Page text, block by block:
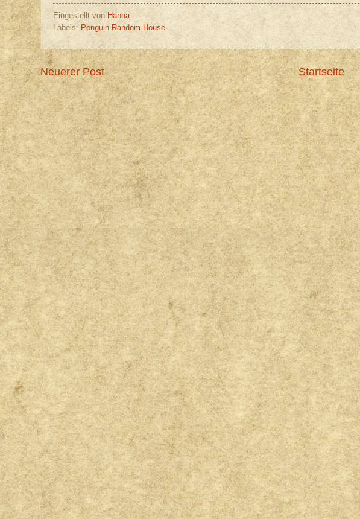
Eingestellt von Hanna
Labels: Penguin Random House
Neuerer Post Startseite